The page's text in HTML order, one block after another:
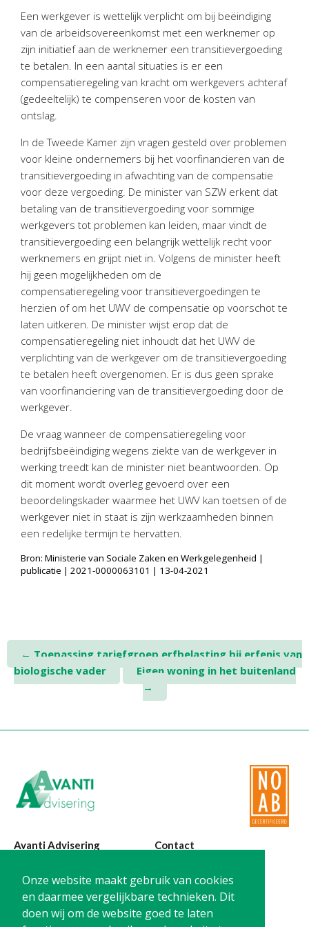
Onze website maakt gebruik van cookies
en daarmee vergelijkbare technieken. Dit
doen wij om de website goed te laten
Bedrijfseconomisch advies
Belastingadvies Purmerend
Online boekhouden
Nieuws&informatie
Nieuwsbrief
Nieuwsoverzicht
Handige links
Contact
AvantiOnline
BaseCone – Facturen
Visionplanner – Rapportage
Klantenportaal – Online dossiers
Online Salaris – Salarissen
Een werkgever is wettelijk verplicht om bij beëindiging
van de arbeidsovereenkomst met een werknemer op
zijn initiatief aan de werknemer een transitievergoeding
te betalen. In een aantal situaties is er een
compensatieregeling van kracht om werkgevers achteraf
(gedeeltelijk) te compenseren voor de kosten van
ontslag.
In de Tweede Kamer zijn vragen gesteld over problemen
voor kleine ondernemers bij het voorfinancieren van de
transitievergoeding in afwachting van de compensatie
voor deze vergoeding. De minister van SZW erkent dat
betaling van de transitievergoeding voor sommige
werkgevers tot problemen kan leiden, maar vindt de
transitievergoeding een belangrijk wettelijk recht voor
werknemers en grijpt niet in. Volgens de minister heeft
hij geen mogelijkheden om de
compensatieregeling voor transitievergoedingen te
herzien of om het UWV de compensatie op voorschot te
laten uitkeren. De minister wijst erop dat de
compensatieregeling niet inhoudt dat het UWV de
verplichting van de werkgever om de transitievergoeding
te betalen heeft overgenomen. Er is dus geen sprake
van voorfinanciering van de transitievergoeding door de
werkgever.
De vraag wanneer de compensatieregeling voor
bedrijfsbeëindiging wegens ziekte van de werkgever in
werking treedt kan de minister niet beantwoorden. Op
dit moment wordt overleg gevoerd over een
beoordelingskader waarmee het UWV kan toetsen of de
werkgever niet in staat is zijn werkzaamheden binnen
een redelijke termijn te hervatten.
Bron: Ministerie van Sociale Zaken en Werkgelegenheid |
publicatie | 2021-0000063101 | 13-04-2021
Post
navigation
← Toepassing tariefgroep erfbelasting bij erfenis van
biologische vader
Eigen woning in het buitenland
→
Avanti Advisering
Poelstraat 4
1441 RR Purmerend
Contact
T: 0299-420870
@:
info@avanti-
advisering.nl